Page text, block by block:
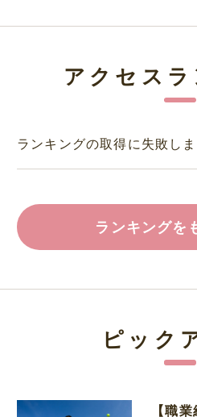
アクセス
ランキングの取得に失敗しま
ランキングを
ピック
【職